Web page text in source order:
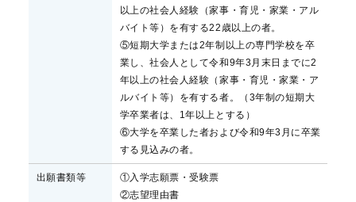
以上の社会人経験（家事・育児・家業・アル
バイト等）を有する22歳以上の者。
⑤短期大学または2年制以上の専門学校を卒
業し、社会人として令和9年3月末日までに2
年以上の社会人経験（家事・育児・家業・ア
ルバイト等）を有する者。（3年制の短期大
学卒業者は、1年以上とする）
⑥大学を卒業した者および令和9年3月に卒業
する見込みの者。
出願書類等
①入学志願票・受験票
②志望理由書